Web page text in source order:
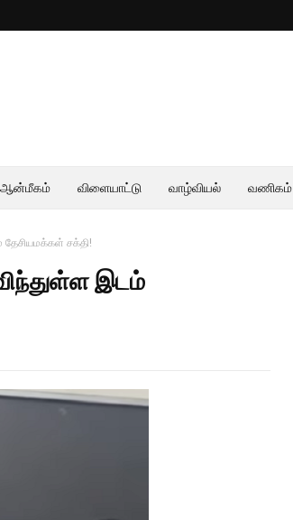
ஆன்மீகம் விளையாட்டு வாழ்வியல் வணிகம்
தேசியமக்கள் சக்தி!
இடம்